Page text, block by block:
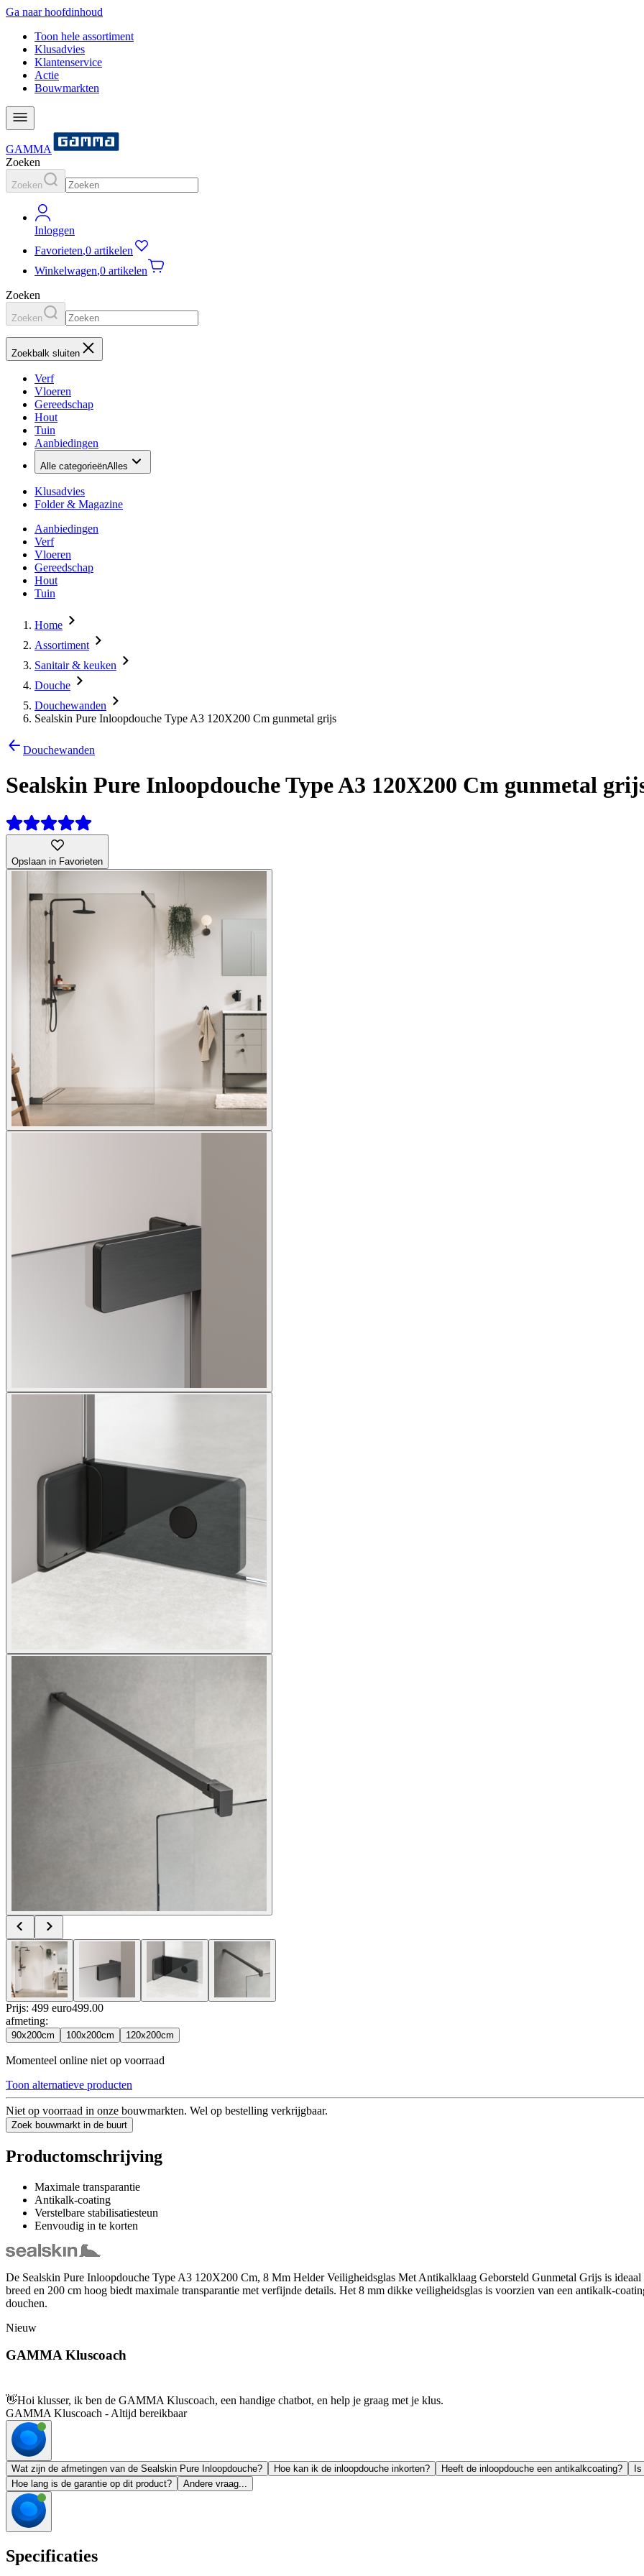
Ga naar hoofdinhoud
Toon hele assortiment
Klusadvies
Klantenservice
Actie
Bouwmarkten
GAMMA
Zoeken
Zoeken
Inloggen
Favorieten,0 artikelen
Winkelwagen,0 artikelen
Zoeken
Zoeken
Zoekbalk sluiten
Verf
Vloeren
Gereedschap
Hout
Tuin
Aanbiedingen
Alle categorieënAlles
Klusadvies
Folder & Magazine
Aanbiedingen
Verf
Vloeren
Gereedschap
Hout
Tuin
Home
Assortiment
Sanitair & keuken
Douche
Douchewanden
Sealskin Pure Inloopdouche Type A3 120X200 Cm gunmetal grijs
Douchewanden
Sealskin Pure Inloopdouche Type A3 120X200 Cm gunmetal
Opslaan in Favorieten
Prijs: 499 euro499.00
afmeting:
90x200cm 100x200cm 120x200cm
Momenteel online niet op voorraad
Toon alternatieve producten
Niet op voorraad in onze bouwmarkten. Wel op bestelling verkrijgbaar.
Zoek bouwmarkt in de buurt
Productomschrijving
Maximale transparantie
Antikalk-coating
Verstelbare stabilisatiesteun
Eenvoudig in te korten
De Sealskin Pure Inloopdouche Type A3 120X200 Cm, 8 Mm Helder Veiligheidsglas Met Antikalklaag Geborsteld Gunmetal Grijs is
breed en 200 cm hoog biedt maximale transparantie met verfijnde details. Het 8 mm dikke veiligheidsglas is voorzien van een antikalk-
douchen.
Nieuw
GAMMA Kluscoach
👋Hoi klusser, ik ben de GAMMA Kluscoach, een handige chatbot, en help je graag met je klus.
GAMMA Kluscoach - Altijd bereikbaar
Wat zijn de afmetingen van de Sealskin Pure Inloopdouche? Hoe kan ik de inloopdouche inkorten? Heeft de inloopdouche een antikalkcoating?
Hoe lang is de garantie op dit product?
Andere vraag...
Specificaties